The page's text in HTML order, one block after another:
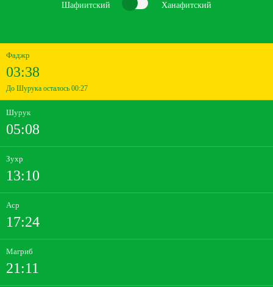
Шафиитский Ханафитский
Фаджр
03:38
До Шурука осталось 00:27
Шурук
05:08
Зухр
13:10
Аср
17:24
Магриб
21:11